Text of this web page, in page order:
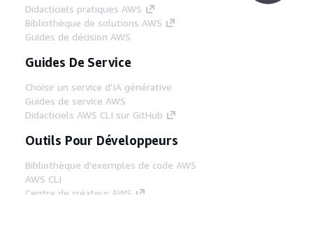
Didacticiels pratiques AWS
Bibliothèque de solutions AWS
Guides de décision AWS
Guides De Service
Choisir un service d'IA générative
Guides de service AWS
Didacticiels AWS CLI sur GitHub
Outils Pour Développeurs
Bibliothèque d'exemples de code AWS
AWS CLI
Centre de créateur AWS